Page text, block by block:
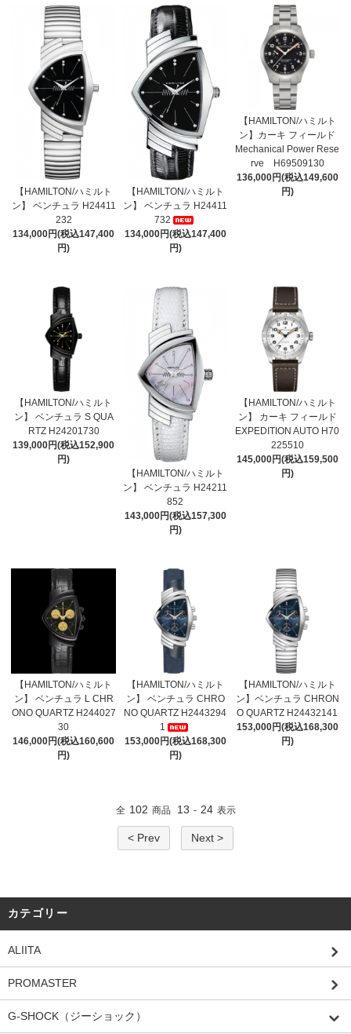
【HAMILTON/ハミルト
ン】 ベンチュラ H24411
232
134,000円(税込147,400
円)
【HAMILTON/ハミルト
ン】 ベンチュラ H24411
732
134,000円(税込147,400
円)
【HAMILTON/ハミルト
ン】カーキ フィールド
Mechanical Power Rese
rve H69509130
136,000円(税込149,600
円)
【HAMILTON/ハミルト
ン】 ベンチュラ S QUA
RTZ H24201730
139,000円(税込152,900
円)
【HAMILTON/ハミルト
ン】 ベンチュラ H24211
852
143,000円(税込157,300
円)
【HAMILTON/ハミルト
ン】 カーキ フィールド
EXPEDITION AUTO H70
225510
145,000円(税込159,500
円)
【HAMILTON/ハミルト
ン】 ベンチュラ L CHR
ONO QUARTZ H244027
30
146,000円(税込160,600
円)
【HAMILTON/ハミルト
ン】 ベンチュラ CHRO
NO QUARTZ H2443294
1
153,000円(税込168,300
円)
【HAMILTON/ハミルト
ン】ベンチュラ CHRON
O QUARTZ H24432141
153,000円(税込168,300
円)
全 102 商品 13 - 24 表示
< Prev Next >
カテゴリー
ALIITA
PROMASTER
G-SHOCK（ジーショック）